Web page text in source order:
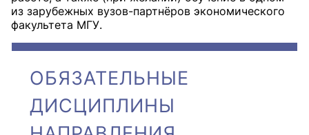
из зарубежных вузов-партнёров экономического
факультета МГУ.
ОБЯЗАТЕЛЬНЫЕ
ДИСЦИПЛИНЫ